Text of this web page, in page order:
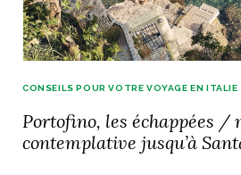
CONSEILS POUR VOTRE VOYAGE EN ITALIE
Portofino, les échappées /
contemplative jusqu’à